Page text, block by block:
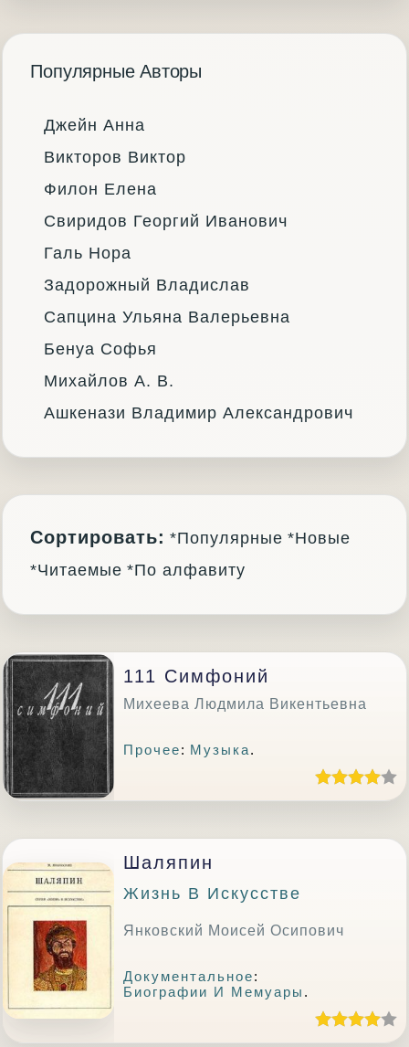
Популярные Авторы
Джейн Анна
Викторов Виктор
Филон Елена
Свиридов Георгий Иванович
Галь Нора
Задорожный Владислав
Сапцина Ульяна Валерьевна
Бенуа Софья
Михайлов А. В.
Ашкенази Владимир Александрович
Сортировать: *Популярные *Новые
*Читаемые *По алфавиту
111 Симфоний
Михеева Людмила Викентьевна
Прочее: Музыка.
Шаляпин
Жизнь В Искусстве
Янковский Моисей Осипович
Документальное:
Биографии И Мемуары .